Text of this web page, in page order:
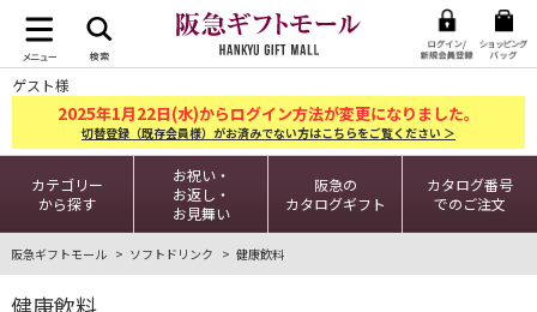
ゲスト様
2025年1月22日(水)からログイン方法が変更になりました。
切替登録（既存会員様）がお済みでない方はこちらをご覧ください ＞
カテゴリー
から探す
お祝い・
お返し・
お見舞い
阪急の
カタログギフト
カタログ番号
でのご注文
阪急ギフトモール ソフトドリンク 健康飲料